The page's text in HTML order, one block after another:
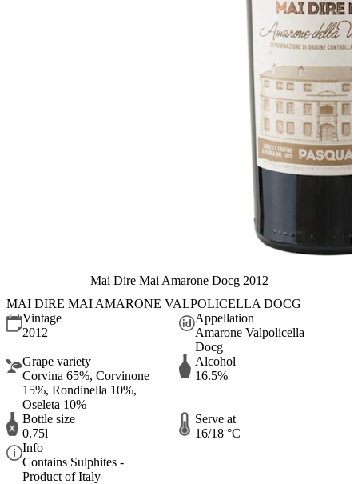
Mai Dire Mai Amarone Docg 2012
MAI DIRE MAI AMARONE VALPOLICELLA DOCG
Vintage
2012
Appellation
Amarone Valpolicella
Docg
Grape variety
Corvina 65%, Corvinone
15%, Rondinella 10%,
Oseleta 10%
Alcohol
16.5%
Bottle size
0.75l
Serve at
16/18 °C
Info
Contains Sulphites -
Product of Italy